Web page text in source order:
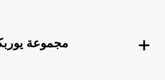
مجموعة